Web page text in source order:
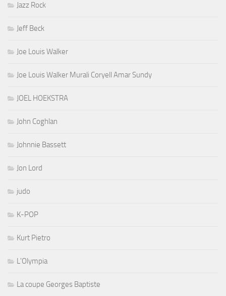
Jazz Rock
Jeff Beck
Joe Louis Walker
Joe Louis Walker Murali Coryell Amar Sundy
JOEL HOEKSTRA
John Coghlan
Johnnie Bassett
Jon Lord
judo
K-POP
Kurt Pietro
L'Olympia
La coupe Georges Baptiste